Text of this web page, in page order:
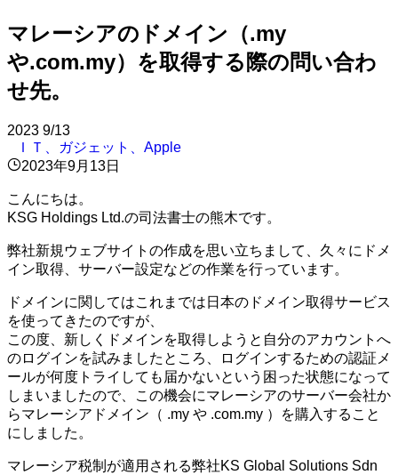
マレーシアのドメイン（.my
や.com.my）を取得する際の問い合わ
せ先。
2023 9/13
ＩＴ、ガジェット、Apple
2023年9月13日
こんにちは。
KSG Holdings Ltd.の司法書士の熊木です。
弊社新規ウェブサイトの作成を思い立ちまして、久々にドメ
イン取得、サーバー設定などの作業を行っています。
ドメインに関してはこれまでは日本のドメイン取得サービス
を使ってきたのですが、
この度、新しくドメインを取得しようと自分のアカウントへ
のログインを試みましたところ、ログインするための認証メ
ールが何度トライしても届かないという困った状態になって
しまいましたので、この機会にマレーシアのサーバー会社か
らマレーシアドメイン（ .my や .com.my ）を購入すること
にしました。
マレーシア税制が適用される弊社KS Global Solutions Sdn